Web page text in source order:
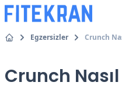
Egzersizler Crunch
Crunch Nasıl